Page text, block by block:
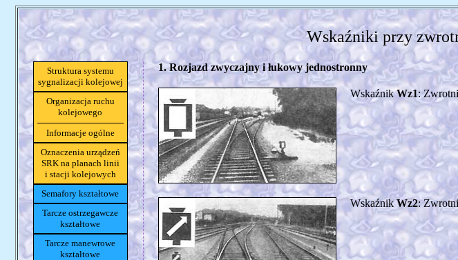
Wskaźniki przy
Struktura systemu
sygnalizacji kolejowej
Organizacja ruchu
kolejowego
Informacje ogólne
Oznaczenia urządzeń
SRK na planach linii
i stacji kolejowych
Semafory kształtowe
Tarcze ostrzegawcze
kształtowe
Tarcze manewrowe
kształtowe
1. Rozjazd zwyczajny i łukowy jednostronny
WskaźnikWz1:
WskaźnikWz2: